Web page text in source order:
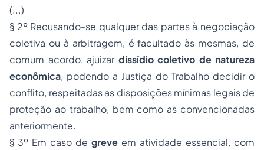
(...)
§ 2º Recusando-se qualquer das partes à negociação
coletiva ou à arbitragem, é facultado às mesmas, de
comum acordo, ajuizar dissídio coletivo de natureza
econômica, podendo a Justiça do Trabalho decidir o
conflito, respeitadas as disposições mínimas legais de
proteção ao trabalho, bem como as convencionadas
anteriormente.
§ 3º Em caso de greve em atividade essencial, com